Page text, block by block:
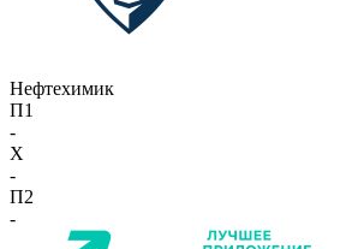
Нефтехимик
П1
-
X
-
П2
-